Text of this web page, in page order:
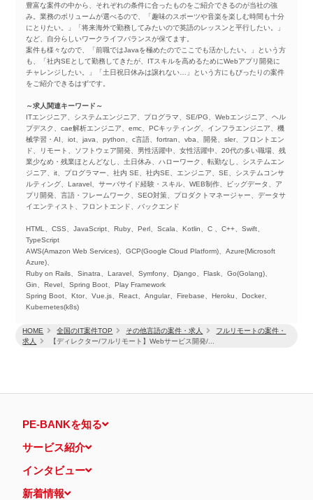
HOME 全国のIT案件TOP その他言語の案件・求人
フルリモートの案件・
求人
【ディレクター/フルリモート】Webサービス開発/...
豊富な案件の中から、それぞれの条件に合ったものをご紹介できるのが当社の強
み。業務のボリュームが選べるので、「趣味のスポーツや音楽を楽しむ時間も十分
にとりたい。」「将来海外で勤務してみたいので英語のレッスンと平行したい。」
など、自分らしいワークライフバランスが保てます。
案件も様々なので、「前職ではJavaを極めたのでここでも活かしたい。」という方
も、「社内SEとして勤務してきたが、ITスキルを高めるためにWebアプリ開発に
チャレンジしたい。」「土日祝日休みは譲れない…」という方にもぴったりの案件
をご紹介できるはずです。
～求人関連キーワード～
ITエンジニア、システムエンジニア、プログラマ、SE/PG、Webエンジニア、ヘル
プデスク、cae解析エンジニア、emc、PCキッティング、インフラエンジニア、機
械学習・AI、iot、java、python、c言語、fortran、vba、開発、sler、フロントエン
ド、リモート、ソフトウェア開発、男性活躍中、女性活躍中、20代の多い職場、残
業少なめ・残業ほとんどなし、土日休み、ハローワーク、転勤なし、システムエン
ジニア、it、プログラマー、社内 SE、社内SE、エンジニア、SE、システムコンサ
ルティング、Laravel、サーバサイド経験・スキル、WEB制作、ビッグデータ、ア
プリ開発、言語・フレームワーク、SEO対策、プロダクトマネージャー、データサ
イエンティスト、フロントエンド、バックエンド
HTML、CSS、JavaScript、Ruby、Perl、Scala、Kotlin、C 、C++、Swift、
TypeScript
AWS(Amazon Web Services)、GCP(Google Cloud Platform)、Azure(Microsoft
Azure)、
Ruby on Rails、Sinatra、Laravel、Symfony、Django、Flask、Go(Golang)、
Gin、Revel、Spring Boot、Play Framework
Spring Boot、Ktor、Vue.js、React、Angular、Firebase、Heroku、Docker、
Kubernetes(k8s)
PE-BANKを知る
サービス紹介
インタビュー
新着情報